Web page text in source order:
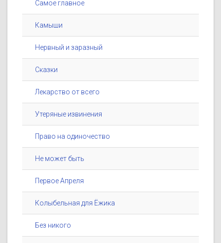
Самое главное
Камыши
Нервный и заразный
Сказки
Лекарство от всего
Утеряные извинения
Право на одиночество
Не может быть
Первое Апреля
Колыбельная для Ёжика
Без никого